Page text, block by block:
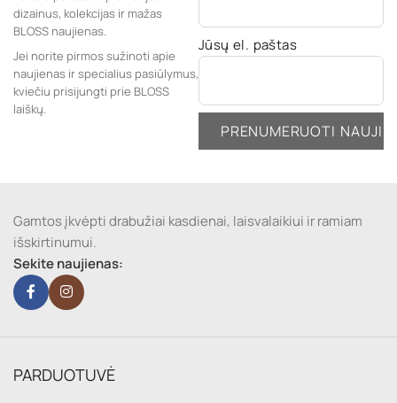
dizainus, kolekcijas ir mažas
BLOSS naujienas.
Jei norite pirmos sužinoti apie
naujienas ir specialius pasiūlymus,
kviečiu prisijungti prie BLOSS
laiškų.
Jūsų el. paštas
Gamtos įkvėpti drabužiai kasdienai, laisvalaikiui ir ramiam
išskirtinumui.
Sekite naujienas:
PARDUOTUVĖ